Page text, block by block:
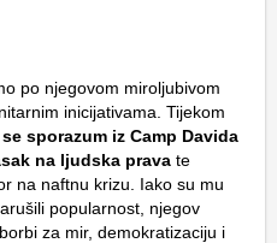
po njegovom miroljubivom
inicijativama. Tijekom
sporazum iz Camp Davida
na ljudska prava te
na naftnu krizu. Iako su mu
popularnost, njegov
za mir, demokratizaciju i